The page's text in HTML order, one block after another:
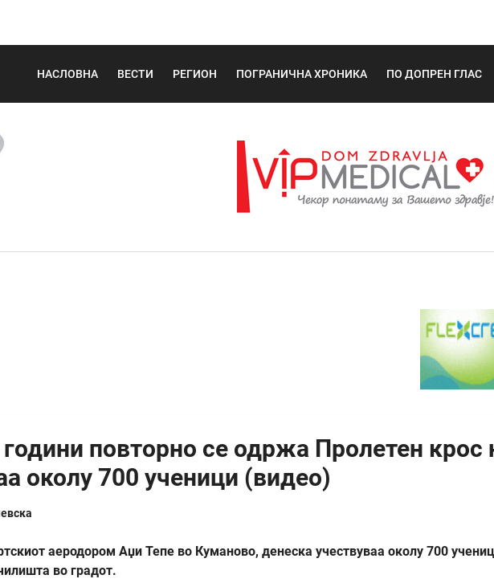
НАСЛОВНА ВЕСТИ РЕГИОН ПОГРАНИЧНА ХРОНИКА ПО ДОПРЕН ГЛАС
повторно се одржа Пролетен крос
околу 700 ученици (видео)
аеродором Аџи Тепе во Куманово, денеска учествуваа околу 700
во градот.